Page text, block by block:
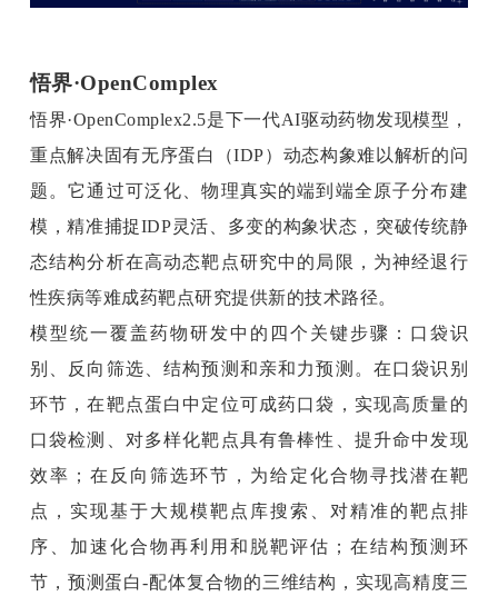
悟界·OpenComplex
悟界·OpenComplex2.5是下一代AI驱动药物发现模型，
重点解决固有无序蛋白（IDP）动态构象难以解析的问
题。它通过可泛化、物理真实的端到端全原子分布建
模，精准捕捉IDP灵活、多变的构象状态，突破传统静
态结构分析在高动态靶点研究中的局限，为神经退行
性疾病等难成药靶点研究提供新的技术路径。
模型统一覆盖药物研发中的四个关键步骤：口袋识
别、反向筛选、结构预测和亲和力预测。在口袋识别
环节，在靶点蛋白中定位可成药口袋，实现高质量的
口袋检测、对多样化靶点具有鲁棒性、提升命中发现
效率；在反向筛选环节，为给定化合物寻找潜在靶
点，实现基于大规模靶点库搜索、对精准的靶点排
序、加速化合物再利用和脱靶评估；在结构预测环
节，预测蛋白-配体复合物的三维结构，实现高精度三